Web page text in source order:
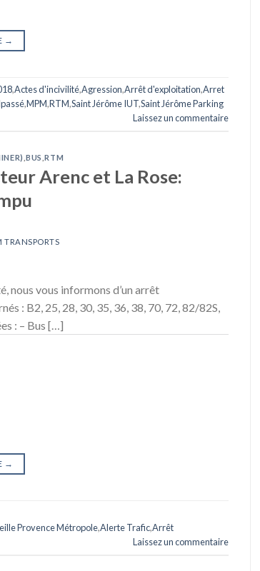
→
,Actes d'incivilité,Agression,Arrêt d'exploitation,Arret
,MPM,RTM,Saint Jérôme IUT,Saint Jérôme Parking
Laissez un commentaire
,BUS ,RTM
Arenc et La Rose:
TRANSPORTS
nous vous informons d’un arrêt
: B2, 25, 28, 30, 35, 36, 38, 70, 72, 82/82S,
: – Bus […]
→
Provence Métropole,Alerte Trafic,Arrêt
Laissez un commentaire